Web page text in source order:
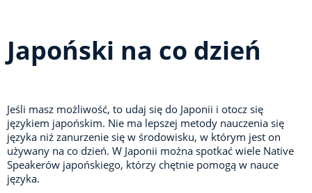
Japoński na co dzień
Jeśli masz możliwość, to udaj się do Japonii i otocz się
językiem japońskim. Nie ma lepszej metody nauczenia się
języka niż zanurzenie się w środowisku, w którym jest on
używany na co dzień. W Japonii można spotkać wiele Native
Speakerów japońskiego, którzy chętnie pomogą w nauce
języka.